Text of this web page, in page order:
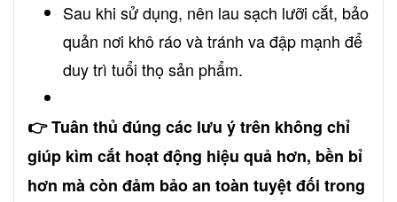
Sau khi sử dụng, nên lau sạch lưỡi cắt, bảo
quản nơi khô ráo và tránh va đập mạnh để
duy trì tuổi thọ sản phẩm.
👉 Tuân thủ đúng các lưu ý trên không chỉ
giúp kìm cắt hoạt động hiệu quả hơn, bền bỉ
hơn mà còn đảm bảo an toàn tuyệt đối trong